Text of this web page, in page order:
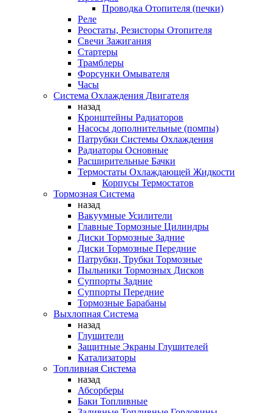
Проводка Отопителя (печки)
Реле
Реостаты, Резисторы Отопителя
Свечи Зажигания
Стартеры
Трамблеры
Форсунки Омывателя
Часы
Система Охлаждения Двигателя
назад
Кронштейны Радиаторов
Насосы дополнительные (помпы)
Патрубки Системы Охлаждения
Радиаторы Основные
Расширительные Бачки
Термостаты Охлаждающей Жидкости
Корпусы Термостатов
Тормозная Система
назад
Вакуумные Усилители
Главные Тормозные Цилиндры
Диски Тормозные Задние
Диски Тормозные Передние
Патрубки, Трубки Тормозные
Пыльники Тормозных Дисков
Суппорты Задние
Суппорты Передние
Тормозные Барабаны
Выхлопная Система
назад
Глушители
Защитные Экраны Глушителей
Катализаторы
Топливная Система
назад
Абсорберы
Баки Топливные